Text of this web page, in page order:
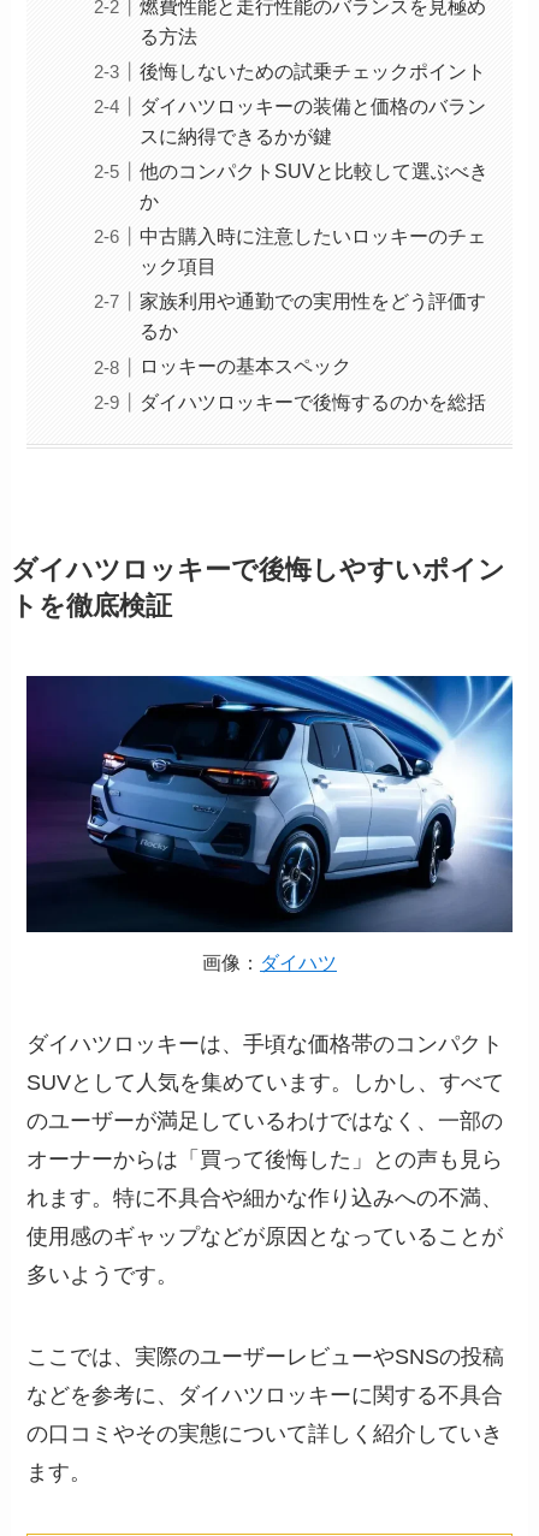
燃費性能と走行性能のバランスを見極め
る方法
後悔しないための試乗チェックポイント
ダイハツロッキーの装備と価格のバラン
スに納得できるかが鍵
他のコンパクトSUVと比較して選ぶべき
か
中古購入時に注意したいロッキーのチェ
ック項目
家族利用や通勤での実用性をどう評価す
るか
ロッキーの基本スペック
ダイハツロッキーで後悔するのかを総括
ダイハツロッキーで後悔しやすいポイン
トを徹底検証
画像： ダイハツ
ダイハツロッキーは、手頃な価格帯のコンパクト
SUVとして人気を集めています。しかし、すべて
のユーザーが満足しているわけではなく、一部の
オーナーからは「買って後悔した」との声も見ら
れます。特に不具合や細かな作り込みへの不満、
使用感のギャップなどが原因となっていることが
多いようです。
ここでは、実際のユーザーレビューやSNSの投稿
などを参考に、ダイハツロッキーに関する不具合
の口コミやその実態について詳しく紹介していき
ます。